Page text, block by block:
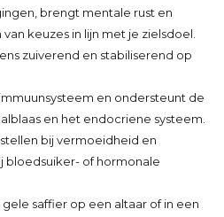
brengt mentale rust en
keuzes in lijn met je zielsdoel.
zuiverend en stabiliserend op
en ondersteunt de
en het endocriene systeem.
bij vermoeidheid en
bloedsuiker- of hormonale
gele saffier op een altaar of in een